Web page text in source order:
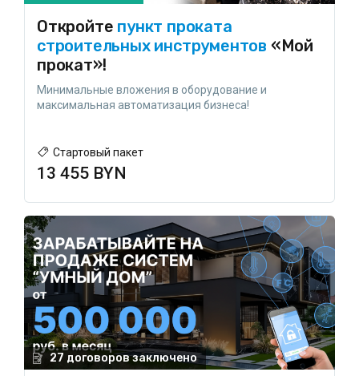
Откройте пункт проката
строительных инструментов «Мой
прокат»!
Минимальные вложения в оборудование и
максимальная автоматизация бизнеса!
Стартовый пакет
13 455 BYN
27 договоров заключено